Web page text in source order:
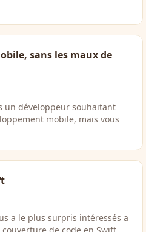
sans les maux de
un développeur souhaitant
mobile, mais vous
a le plus surpris intéressés a